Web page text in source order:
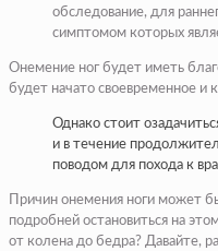
обследование, для
симптомом которых
Онемение ног будет иметь
будет начато своевременное и
Однако стоит
и в течение
поводом для похода к
Причин онемения ноги может
подробней остановиться на
от колена до бедра? Давайте,